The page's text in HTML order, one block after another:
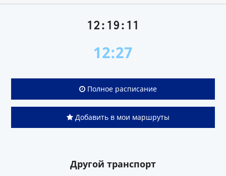
12:19:11
12:27
Полное расписание
Добавить в мои маршруты
Другой транспорт